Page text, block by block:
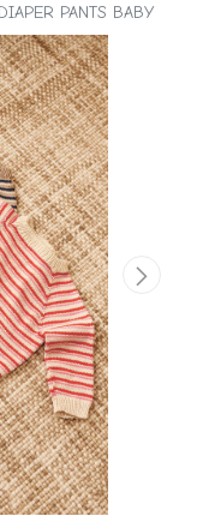
PANTS BABY